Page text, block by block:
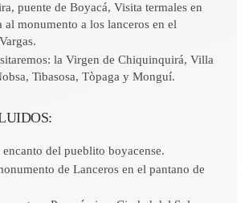
puente de Boyacá, Visita termales en
al monumento a los lanceros en el
la Virgen de Chiquinquirá, Villa
Tibasosa, Tòpaga y Monguí.
encanto del pueblito boyacense.
de Lanceros en el pantano de